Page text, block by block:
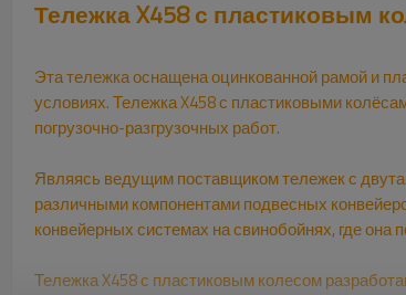
Тележка X458 с пластиковым
Эта тележка оснащена оцинкованной рамой и
условиях. Тележка X458 с пластиковыми
погрузочно-разгрузочных работ.
Являясь ведущим поставщиком тележек с
различными компонентами подвесных
конвейерных системах на свинобойнях, где
Тележка X458 с пластиковым колесом